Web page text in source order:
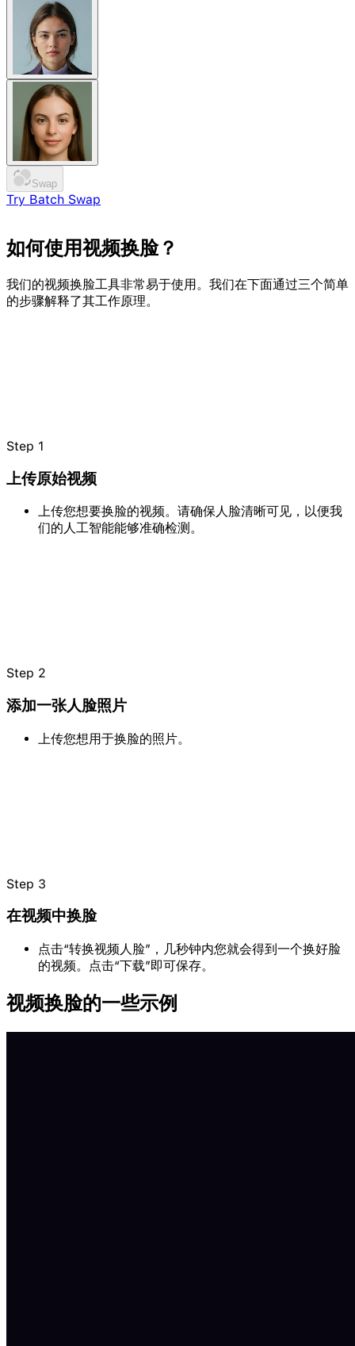
Swap
Try Batch Swap
如何使用视频换脸？
我们的视频换脸工具非常易于使用。我们在下面通过三个简单
的步骤解释了其工作原理。
Step 1
上传原始视频
上传您想要换脸的视频。请确保人脸清晰可见，以便我
们的人工智能能够准确检测。
Step 2
添加一张人脸照片
上传您想用于换脸的照片。
Step 3
在视频中换脸
点击“转换视频人脸”，几秒钟内您就会得到一个换好脸
的视频。点击“下载”即可保存。
视频换脸的一些示例